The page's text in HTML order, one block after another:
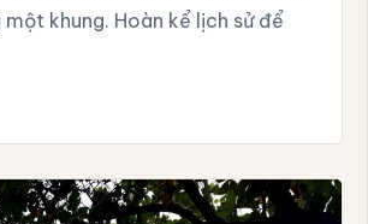
khung. Hoàn kể lịch sử để